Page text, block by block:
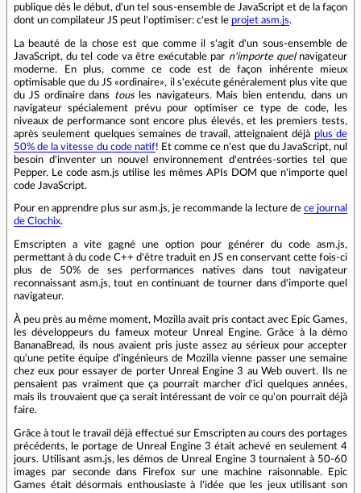
publique dès le début, d'un tel sous-ensemble de JavaScript et de la façon
dont un compilateur JS peut l'optimiser: c'est le projet asm.js.
La beauté de la chose est que comme il s'agit d'un sous-ensemble de
JavaScript, du tel code va être exécutable par n'importe quelnavigateur
moderne. En plus, comme ce code est de façon inhérente mieux
optimisable que du JS «ordinaire», il s'exécute généralement plus vite que
du JS ordinaire dans tousles navigateurs. Mais bien entendu, dans un
navigateur spécialement prévu pour optimiser ce type de code, les
niveaux de performance sont encore plus élevés, et les premiers tests,
après seulement quelques semaines de travail, atteignaient déjà plus de
50% de la vitesse du code natif! Et comme ce n'est que du JavaScript, nul
besoin d'inventer un nouvel environnement d'entrées-sorties tel que
Pepper. Le code asm.js utilise les mêmes APIs DOM que n'importe quel
code JavaScript.
Pour en apprendre plus sur asm.js, je recommande la lecture de ce journal
de Clochix.
Emscripten a vite gagné une option pour générer du code asm.js,
permettant à du code C++ d'être traduit en JS en conservant cette fois-ci
plus de 50% de ses performances natives dans tout navigateur
reconnaissant asm.js, tout en continuant de tourner dans d'importe quel
navigateur.
À peu près au même moment, Mozilla avait pris contact avec Epic Games,
les développeurs du fameux moteur Unreal Engine. Grâce à la démo
BananaBread, ils nous avaient pris juste assez au sérieux pour accepter
qu'une petite équipe d'ingénieurs de Mozilla vienne passer une semaine
chez eux pour essayer de porter Unreal Engine 3 au Web ouvert. Ils ne
pensaient pas vraiment que ça pourrait marcher d'ici quelques années,
mais ils trouvaient que ça serait intéressant de voir ce qu'on pourrait déjà
faire.
Grâce à tout le travail déjà effectué sur Emscripten au cours des portages
précédents, le portage de Unreal Engine 3 était achevé en seulement 4
jours. Utilisant asm.js, les démos de Unreal Engine 3 tournaient à 50-60
images par seconde dans Firefox sur une machine raisonnable. Epic
Games était désormais enthousiaste à l'idée que les jeux utilisant son